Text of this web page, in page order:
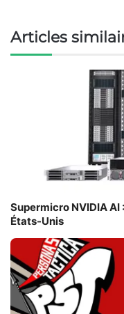
Articles
Supermicro NVIDIA AI
États-Unis